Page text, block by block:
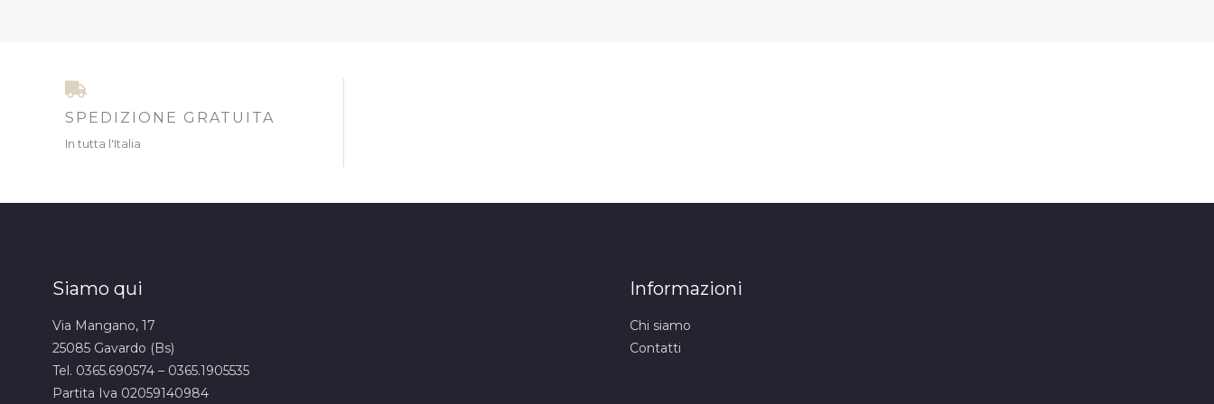
SPEDIZIONE GRATUITA
In tutta l'Italia
Siamo qui
Via Mangano, 17
25085 Gavardo (Bs)
Tel. 0365.690574 – 0365.1905535
Partita Iva 02059140984
Informazioni
Chi siamo
Contatti